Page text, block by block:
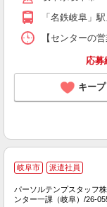
「名鉄岐阜」
【センターの
応募
キープ
岐阜市 派遣社員
パーソルテンプスタッフ
ンター一課（岐阜）/26-